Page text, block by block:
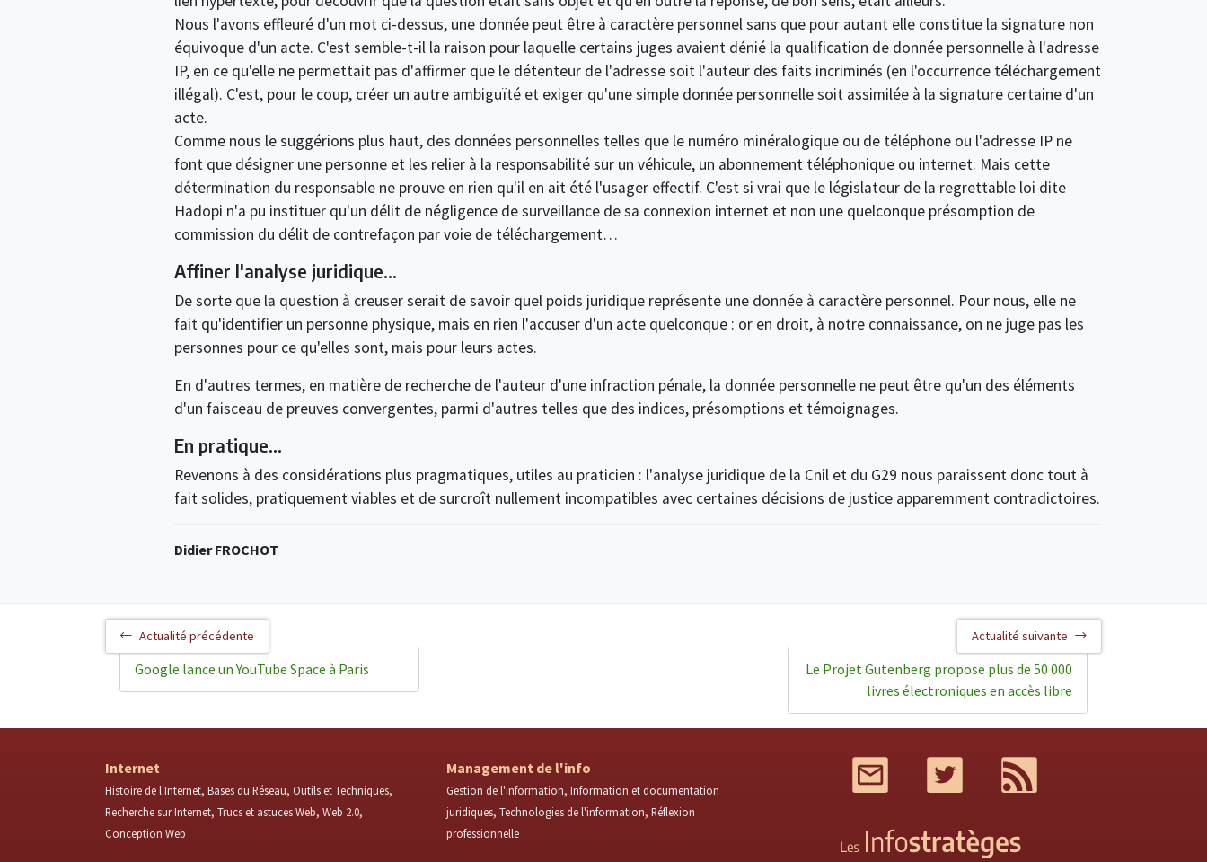
Nous l'avons effleuré d'un mot ci-dessus, une donnée peut être à caractère personnel sans que pour autant elle constitue la signature non
équivoque d'un acte. C'est semble-t-il la raison pour laquelle certains juges avaient dénié la qualification de donnée personnelle à l'adresse
IP, en ce qu'elle ne permettait pas d'affirmer que le détenteur de l'adresse soit l'auteur des faits incriminés (en l'occurrence téléchargement
illégal). C'est, pour le coup, créer un autre ambiguïté et exiger qu'une simple donnée personnelle soit assimilée à la signature certaine d'un
acte.
Comme nous le suggérions plus haut, des données personnelles telles que le numéro minéralogique ou de téléphone ou l'adresse IP ne
font que désigner une personne et les relier à la responsabilité sur un véhicule, un abonnement téléphonique ou internet. Mais cette
détermination du responsable ne prouve en rien qu'il en ait été l'usager effectif. C'est si vrai que le législateur de la regrettable loi dite
Hadopi n'a pu instituer qu'un délit de négligence de surveillance de sa connexion internet et non une quelconque présomption de
commission du délit de contrefaçon par voie de téléchargement…
Affiner l'analyse juridique…
De sorte que la question à creuser serait de savoir quel poids juridique représente une donnée à caractère personnel. Pour nous, elle ne
fait qu'identifier un personne physique, mais en rien l'accuser d'un acte quelconque : or en droit, à notre connaissance, on ne juge pas les
personnes pour ce qu'elles sont, mais pour leurs actes.
En d'autres termes, en matière de recherche de l'auteur d'une infraction pénale, la donnée personnelle ne peut être qu'un des éléments
d'un faisceau de preuves convergentes, parmi d'autres telles que des indices, présomptions et témoignages.
En pratique…
Revenons à des considérations plus pragmatiques, utiles au praticien : l'analyse juridique de la Cnil et du G29 nous paraissent donc tout à
fait solides, pratiquement viables et de surcroît nullement incompatibles avec certaines décisions de justice apparemment contradictoires.
Didier FROCHOT
Actualité précédente
Google lance un YouTube Space à Paris
Actualité suivante
Le Projet Gutenberg propose plus de 50 000
livres électroniques en accès libre
Internet
Histoire de l'Internet Bases du Réseau Outils et Techniques
Recherche sur Internet Trucs et astuces Web Web 2.0
Conception Web
Management de l'info
Gestion de l'information Information et documentation
juridiques Technologies de l'information Réflexion
professionnelle
Twitter